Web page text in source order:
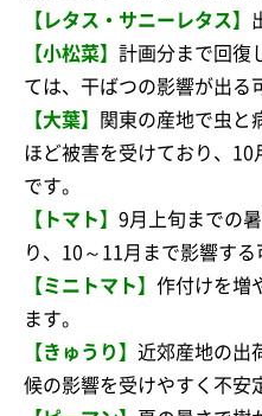
【レタス・サニーレタス】
【小松菜】 計画分まで回復
ては、干ばつの影響が出る
【大葉】
関東の産地で虫と
ほど被害を受けており、10
です。
【トマト】 9月上旬までの
り、10～11月まで影響する
【ミニトマト】 作付けを増
ます。
【きゅうり】 近郊産地の出
候の影響を受けやすく不安